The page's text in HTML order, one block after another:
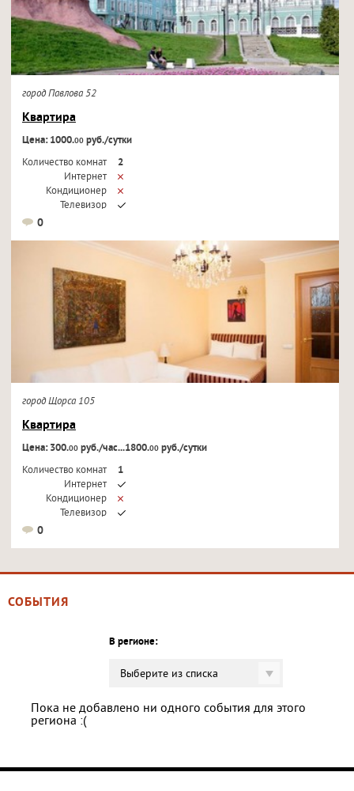
город Павлова 52
Квартира
Цена: 1000.00руб./сутки
Количество комнат
2
Интернет
Кондиционер
Телевизор
0
город Щорса 105
Квартира
Цена: 300.00руб./час...1800.00руб./сутки
Количество комнат
1
Интернет
Кондиционер
Телевизор
0
СОБЫТИЯ
В регионе:
Выберите из списка
Пока не добавлено ни одного события для этого
региона :(